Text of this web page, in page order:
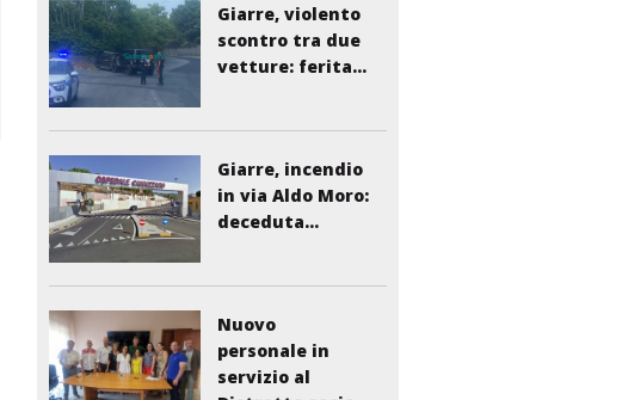
Giarre, violento
scontro tra due
vetture: ferita...
Giarre, incendio
in via Aldo Moro:
deceduta...
Nuovo
personale in
servizio al